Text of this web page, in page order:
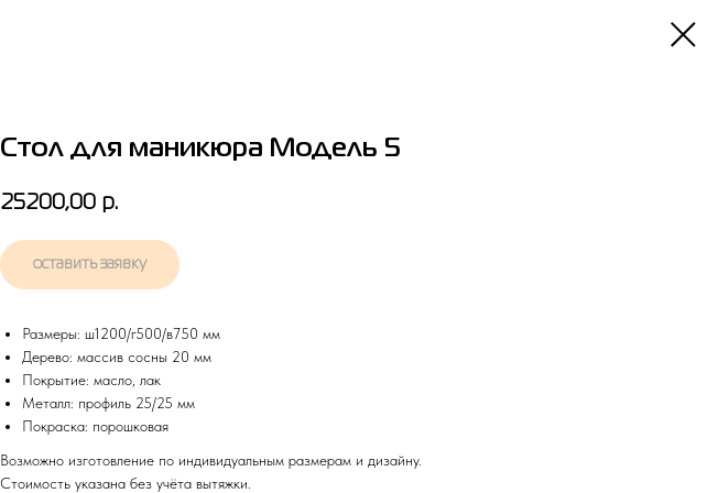
Стол для маникюра Модель 5
25200,00 р.
оставить заявку
Размеры: ш1200/г500/в750 мм
Дерево: массив сосны 20 мм
Покрытие: масло, лак
Металл: профиль 25/25 мм
Покраска: порошковая
Возможно изготовление по индивидуальным размерам и дизайну.
Стоимость указана без учёта вытяжки.